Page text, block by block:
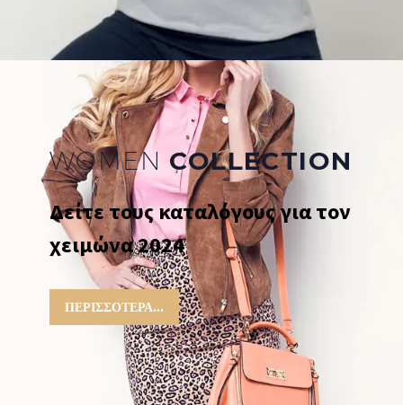
WOMEN COLLECTION
Δείτε τους καταλόγους για τον
χειμώνα 2024
ΠΕΡΙΣΣΌΤΕΡΑ...